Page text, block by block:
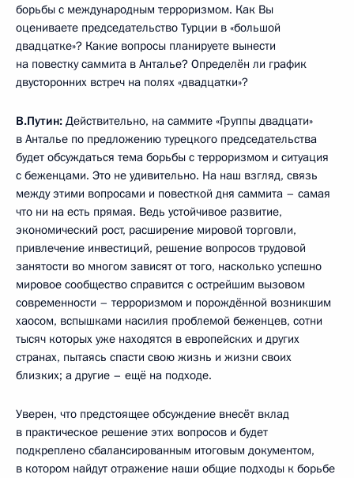
борьбы с международным терроризмом. Как Вы
оцениваете председательство Турции в «большой
двадцатке»? Какие вопросы планируете вынести
на повестку саммита в Анталье? Определён ли график
двусторонних встреч на полях «двадцатки»?
В.Путин: Действительно, на саммите «Группы двадцати»
в Анталье по предложению турецкого председательства
будет обсуждаться тема борьбы с терроризмом и ситуация
с беженцами. Это не удивительно. На наш взгляд, связь
между этими вопросами и повесткой дня саммита – самая
что ни на есть прямая. Ведь устойчивое развитие,
экономический рост, расширение мировой торговли,
привлечение инвестиций, решение вопросов трудовой
занятости во многом зависят от того, насколько успешно
мировое сообщество справится с острейшим вызовом
современности – терроризмом и порождённой возникшим
хаосом, вспышками насилия проблемой беженцев, сотни
тысяч которых уже находятся в европейских и других
странах, пытаясь спасти свою жизнь и жизни своих
близких; а другие – ещё на подходе.
Уверен, что предстоящее обсуждение внесёт вклад
в практическое решение этих вопросов и будет
подкреплено сбалансированным итоговым документом,
в котором найдут отражение наши общие подходы к борьбе